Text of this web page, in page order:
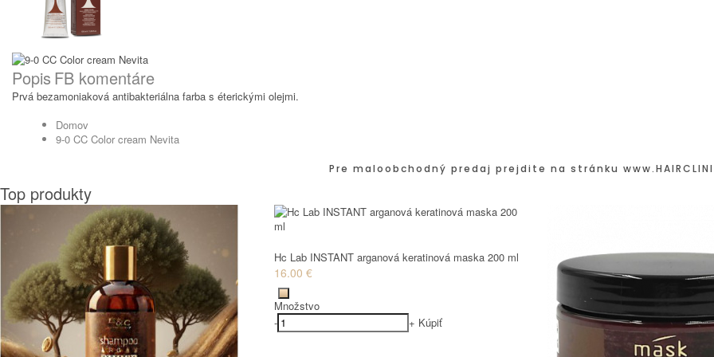
Popis FB komentáre
Prvá bezamoniaková antibakteriálna farba s éterickými olejmi.
Domov
9-0 CC Color cream Nevita
Pre maloobchodný predaj prejdite na stránku
Top produkty
Hc Lab INSTANT arganová keratinová maska 200 ml
16.00 €
Množstvo
-
+ Kúpiť